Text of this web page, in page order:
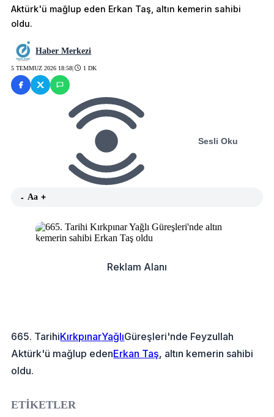
Aktürk'ü mağlup eden Erkan Taş, altın kemerin sahibi
oldu.
Haber Merkezi
5 TEMMUZ 2026 18:58| 1 DK
Sesli Oku
- Aa +
Reklam Alanı
665. TarihiKırkpınarYağlıGüreşleri'nde Feyzullah
Aktürk'ü mağlup edenErkan Taş, altın kemerin sahibi
oldu.
ETİKETLER